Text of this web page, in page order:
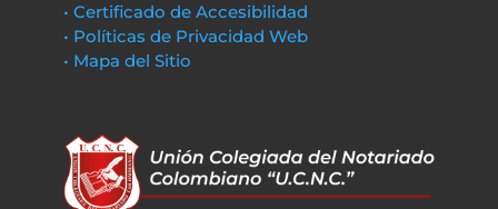
• Certificado de Accesibilidad
• Políticas de Privacidad Web
• Mapa del Sitio